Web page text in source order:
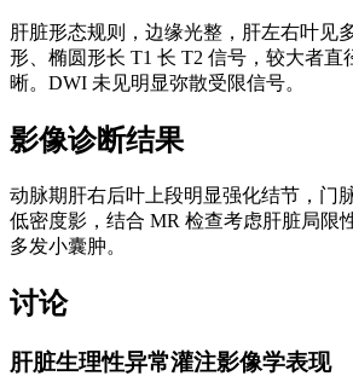
肝脏形态规则，边缘光整，肝左右叶见
形、椭圆形长 T1 长 T2 信号，较大者直
晰。DWI 未见明显弥散受限信号。
影像诊断结果
动脉期肝右后叶上段明显强化结节，门
低密度影，结合 MR 检查考虑肝脏局限
多发小囊肿。
讨论
肝脏生理性异常灌注影像学表现